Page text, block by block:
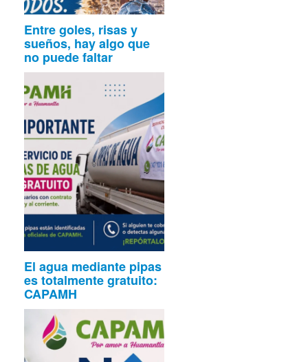
Entre goles, risas y
sueños, hay algo que
no puede faltar
El agua mediante pipas
es totalmente gratuito:
CAPAMH